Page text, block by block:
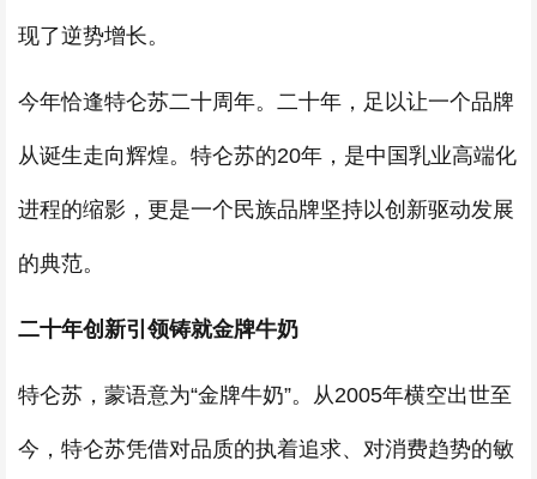
现了逆势增长。
今年恰逢特仑苏二十周年。二十年，足以让一个品牌
从诞生走向辉煌。特仑苏的20年，是中国乳业高端化
进程的缩影，更是一个民族品牌坚持以创新驱动发展
的典范。
二十年创新引领铸就金牌牛奶
特仑苏，蒙语意为“金牌牛奶”。从2005年横空出世至
今，特仑苏凭借对品质的执着追求、对消费趋势的敏